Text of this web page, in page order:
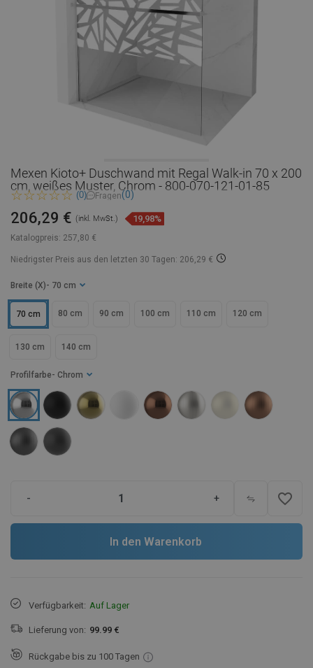
Mexen Kioto+ Duschwand mit Regal Walk-in 70 x 200
cm, weißes Muster, Chrom - 800-070-121-01-85
(0) Fragen(0)
Katalogpreis: 257,80 €
206,29 € (inkl. MwSt.) 19,98%
Niedrigster Preis aus den letzten 30 Tagen: 206,29 €
Profilfarbe - Chrom
Breite (X) - 70 cm
70 cm 80 cm 90 cm 100 cm 110 cm 120 cm
130 cm 140 cm
- + favorite_border
In den Warenkorb
Verfügbarkeit: Auf Lager
Lieferung von: 99.99 €
Rückgabe bis zu 100 Tagen